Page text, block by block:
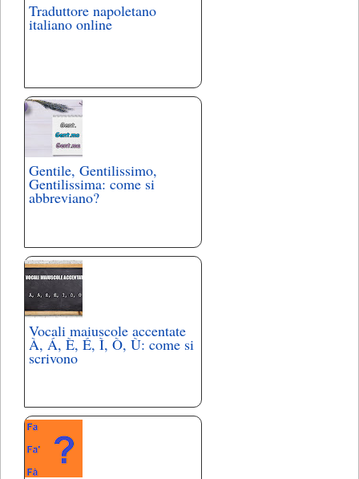
Traduttore napoletano
italiano online
Gentile, Gentilissimo,
Gentilissima: come si
abbreviano?
Vocali maiuscole accentate
À, Á, È, É, Ì, Ò, Ù: come si
scrivono